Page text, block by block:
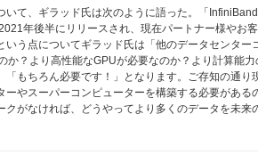
いて、ギラッド氏は次のように語った。「
年後半にリリースされ、現在パートナー様や
いう点についてギラッド氏は「他のデータセンタ
か？より高性能なGPUが必要なのか？より計算能
「もちろん必要です！」となります。ご存知の通
ーやスーパーコンピューターを構築する必要があ
クがなければ、どうやってより多くのデータを未